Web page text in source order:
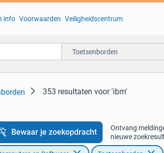
info Voorwaarden Veiligheidscentrum
Toetsenborden
353 resultaten voor 'ibm'
Bewaar je zoekopdracht
Ontvang
nieuwe